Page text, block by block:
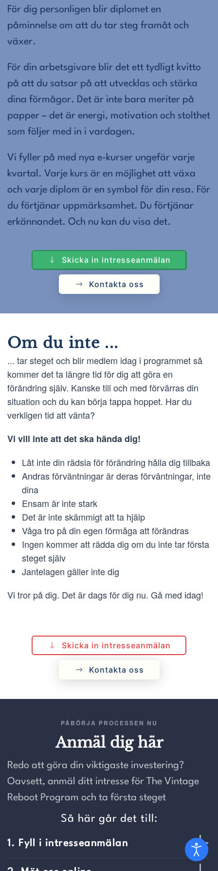
För dig personligen blir diplomet en
påminnelse om att du tar steg framåt och
växer.
För din arbetsgivare blir det ett tydligt kvitto
på att du satsar på att utvecklas och stärka
dina förmågor. Det är inte bara meriter på
papper – det är energi, motivation och stolthet
som följer med in i vardagen.
Vi fyller på med nya e-kurser ungefär varje
kvartal. Varje kurs är en möjlighet att växa
och varje diplom är en symbol för din resa. För
du förtjänar uppmärksamhet. Du förtjänar
erkännandet. Och nu kan du visa det.
Skicka in intresseanmälan
Kontakta oss
Om du inte ...
... tar steget och blir medlem idag i programmet så
kommer det ta längre tid för dig att göra en
förändring själv. Kanske till och med förvärras din
situation och du kan börja tappa hoppet. Har du
verkligen tid att vänta?
Vi vill inte att det ska hända dig!
Låt inte din rädsla för förändring hålla dig tillbaka
Andras förväntningar är deras förväntningar, inte
dina
Ensam är inte stark
Det är inte skämmigt att ta hjälp
Våga tro på din egen förmåga att förändras
Ingen kommer att rädda dig om du inte tar första
steget själv
Jantelagen gäller inte dig
Vi tror på dig. Det är dags för dig nu. Gå med idag!
Skicka in intresseanmälan
Kontakta oss
PÅBÖRJA PROCESSEN NU
Anmäl dig här
Redo att göra din viktigaste investering?
Oavsett, anmäl ditt intresse för The Vintage
Reboot Program och ta första steget
Så här går det till:
1. Fyll i intresseanmälan